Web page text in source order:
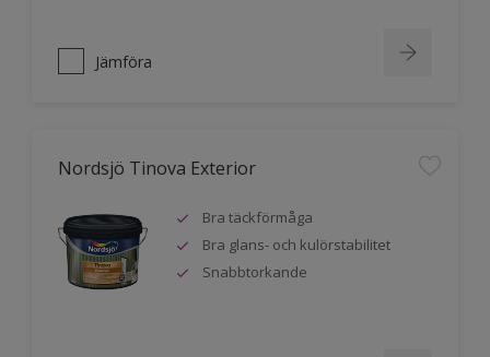
Jämföra
Nordsjö Tinova Exterior
Bra täckförmåga
Bra glans- och kulörstabilitet
Snabbtorkande